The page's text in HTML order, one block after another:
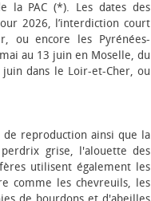
la PAC (*). Les dates des
2026, l’interdiction court
ou encore les Pyrénées-
au 13 juin en Moselle, du
dans le Loir-et-Cher, ou
reproduction ainsi que la
grise, l'alouette des
utilisent également les
comme les chevreuils, les